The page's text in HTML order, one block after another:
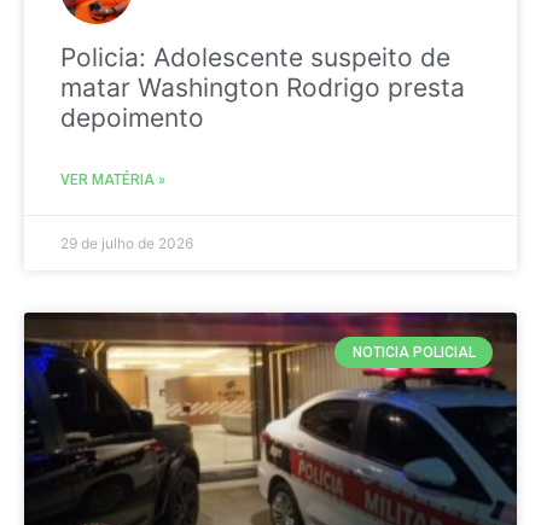
Policia: Adolescente suspeito de
matar Washington Rodrigo presta
depoimento
VER MATÉRIA »
29 de julho de 2026
NOTICIA POLICIAL